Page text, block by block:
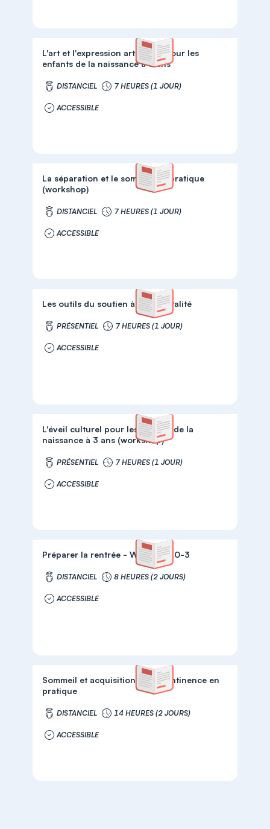
L'art et l'expression artistique pour les
enfants de la naissance à 3 ans
DISTANCIEL 7 HEURES (1 JOUR)
ACCESSIBLE
La séparation et le sommeil en pratique
(workshop)
DISTANCIEL 7 HEURES (1 JOUR)
ACCESSIBLE
Les outils du soutien à la parentalité
PRÉSENTIEL 7 HEURES (1 JOUR)
ACCESSIBLE
L'éveil culturel pour les enfants de la
naissance à 3 ans (workshop)
PRÉSENTIEL 7 HEURES (1 JOUR)
ACCESSIBLE
Préparer la rentrée - Workshop 0-3
DISTANCIEL 8 HEURES (2 JOURS)
ACCESSIBLE
Sommeil et acquisition de la continence en
pratique
DISTANCIEL 14 HEURES (2 JOURS)
ACCESSIBLE